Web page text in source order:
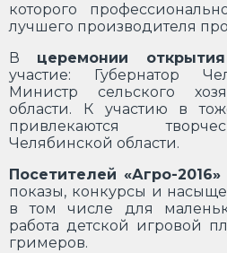
которого
лучшего производителя
В церемонии
участие: Губернатор
Министр сельского
области. К участию в
привлекаются
Челябинской области.
Посетителей «Агро-2016»
показы, конкурсы и
в том числе для
работа детской игровой
гримеров.